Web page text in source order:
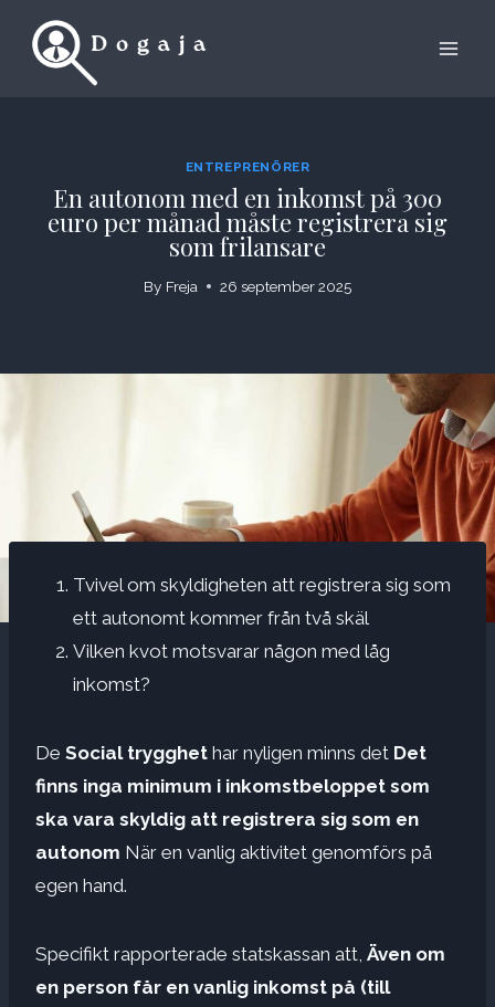
ENTREPRENÖRER
En autonom med en inkomst på 300
euro per månad måste registrera sig
som frilansare
By Freja 26 september 2025
Tvivel om skyldigheten att registrera sig som
ett autonomt kommer från två skäl
Vilken kvot motsvarar någon med låg
inkomst?
De Social trygghet har nyligen minns det Det
finns inga minimum i inkomstbeloppet som
ska vara skyldig att registrera sig som en
autonom När en vanlig aktivitet genomförs på
egen hand.
Specifikt rapporterade statskassan att, Även om
en person får en vanlig inkomst på (till